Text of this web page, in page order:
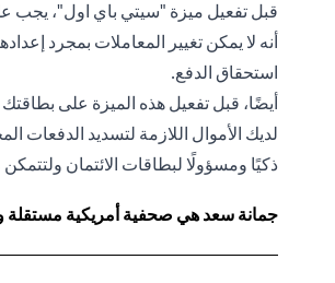
قبل تفعيل ميزة "سيتي باي اول"، يجب
أنه لا يمكن تغيير المعاملات بمجرد
استحقاق الدفع.
أيضًا، قبل تفعيل هذه الميزة على بطاقتك
لديك الأموال اللازمة لتسديد
ذكيًا ومسؤولًا لبطاقات الائتمان
جمانة سعد هي صحفية أمريكية مستقلة